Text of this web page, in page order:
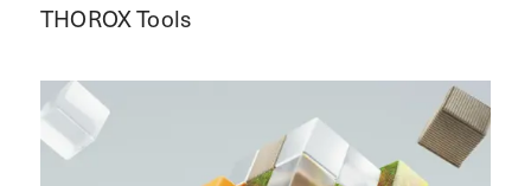
THOROX Tools